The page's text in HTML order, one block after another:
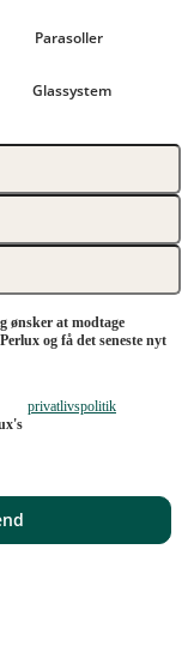
Parasoller
Glassystem
ønsker at modtage
og få det seneste nyt
privatlivspolitik